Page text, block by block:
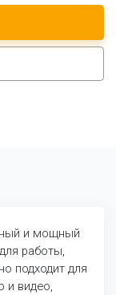
и мощный
работы,
подходит для
и видео,